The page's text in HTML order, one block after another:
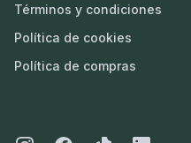
Términos y condiciones
Política de cookies
Política de compras